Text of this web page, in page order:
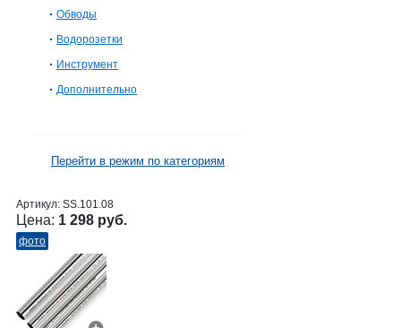
Обводы
Водорозетки
Инструмент
Дополнительно
Перейти в режим по категориям
Артикул: SS.101.08
Цена: 1 298 руб.
фото